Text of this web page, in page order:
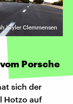
| Tyler Clemmensen
Porsche
sich der
Hotzo auf